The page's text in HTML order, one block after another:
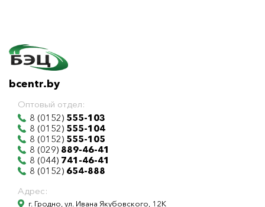
bcentr.by
Оптовый отдел:
8 (0152) 555-103
8 (0152) 555-104
8 (0152) 555-105
8 (029) 889-46-41
8 (044) 741-46-41
8 (0152) 654-888
Адрес:
г. Гродно, ул. Ивана Якубовского, 12К